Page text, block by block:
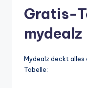
Gratis-
mydealz
Mydealz deckt alles
Tabelle: